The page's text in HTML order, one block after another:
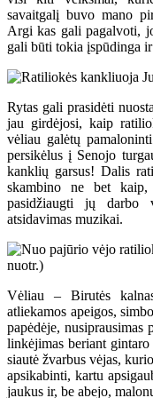
savaitgalį buvo mano
Argi kas gali pagalvoti,
gali būti tokia įspūdinga
Rytas gali prasidėti
jau girdėjosi, kaip
vėliau galėtų
persikėlus į Senojo
kanklių garsus! Dalis
skambino ne bet
pasidžiaugti jų darbo
atsidavimas muzikai.
Vėliau – Birutės
atliekamos apeigos,
papėdėje,
linkėjimas beriant
siautė žvarbus vėjas,
apsikabinti, kartu
jaukus ir, be abejo,